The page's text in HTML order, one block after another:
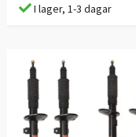
I lager, 1-3 dagar